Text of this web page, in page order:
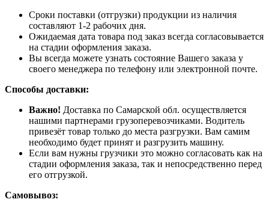
Сроки поставки (отгрузки) продукции из наличия
составляют 1-2 рабочих дня.
Ожидаемая дата товара под заказ всегда согласовывается
на стадии оформления заказа.
Вы всегда можете узнать состояние Вашего заказа у
своего менеджера по телефону или электронной почте.
Способы доставки:
Важно! Доставка по Самарской обл. осуществляется
нашими партнерами грузоперевозчиками. Водитель
привезёт товар только до места разгрузки. Вам самим
необходимо будет принят и разгрузить машину.
Если вам нужны грузчики это можно согласовать как на
стадии оформления заказа, так и непосредственно перед
его отгрузкой.
Самовывоз: